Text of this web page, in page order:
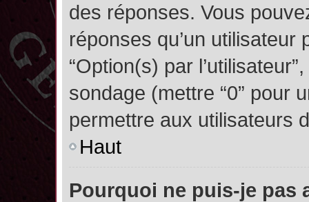
des réponses. Vous
réponses qu’un
“Option(s) par
sondage (mettre “0” pour
permettre aux utilisateurs
Haut
Pourquoi ne puis-je pas